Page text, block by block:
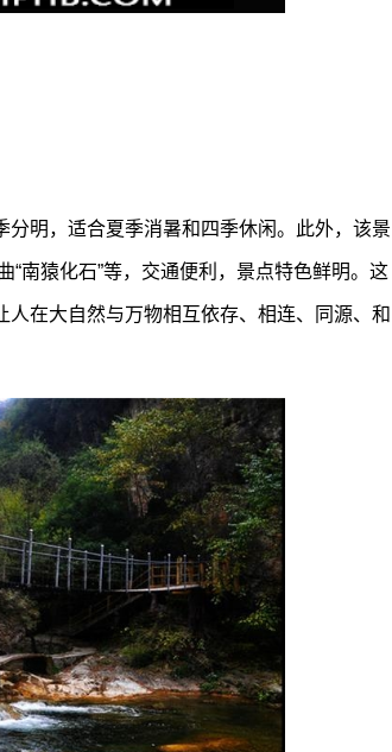
明，适合夏季消暑和四季休闲。此外，该景
“南猿化石”等，交通便利，景点特色鲜明。这
在大自然与万物相互依存、相连、同源、和